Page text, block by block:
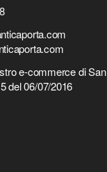
e-commerce di San
del 06/07/2016